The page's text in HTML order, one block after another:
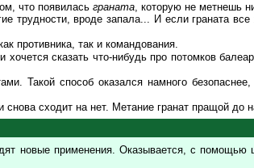
что появилась граната, которую не метнешь
трудности, вроде запала... И если граната
противника, так и командования.
сказать что-нибудь про потомков
Такой способ оказался намного
сходит на нет. Метание гранат пращой
новые применения. Оказывается, с помощью